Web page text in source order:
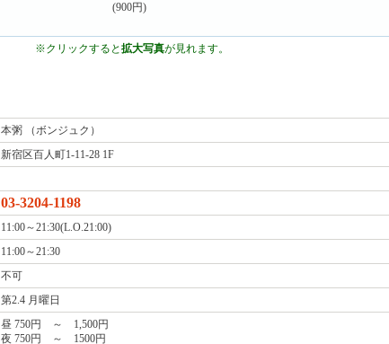
(900円)
※クリックすると拡大写真が見れます。
本粥 （ボンジュク）
新宿区百人町1-11-28 1F
03-3204-1198
11:00～21:30(L.O.21:00)
11:00～21:30
不可
第2.4 月曜日
昼 750円 ～ 1,500円
夜 750円 ～ 1500円